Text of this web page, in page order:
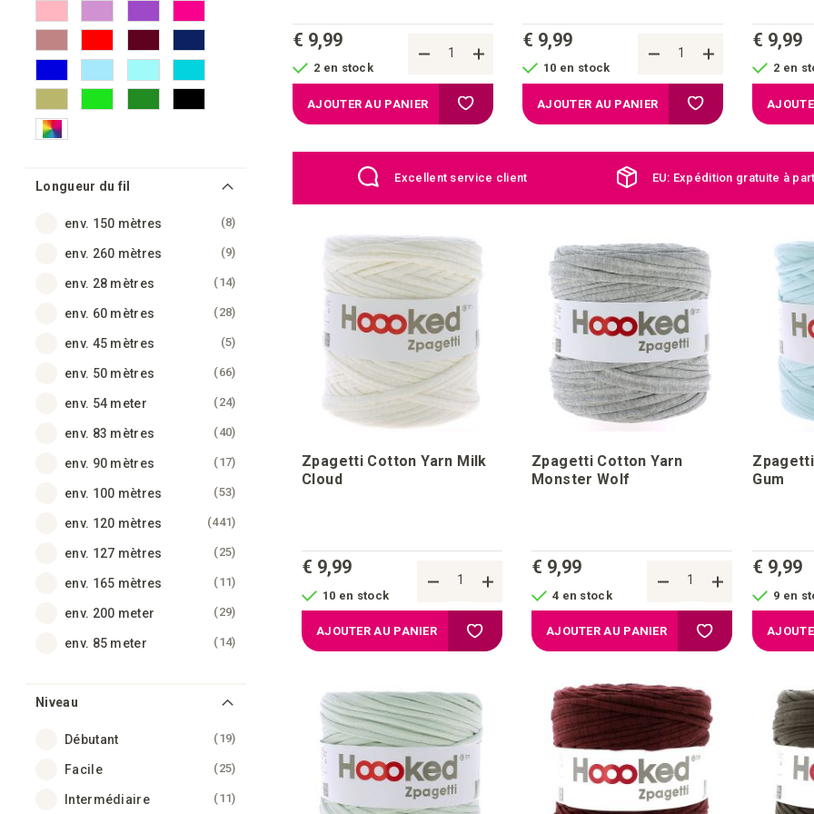
Longueur du fil
env. 150 mètres 8articles
env. 260 mètres 9articles
env. 28 mètres 14articles
env. 60 mètres 28articles
env. 45 mètres 5articles
env. 50 mètres 66articles
env. 54 meter 24articles
env. 83 mètres 40articles
env. 90 mètres 17articles
env. 100 mètres 53articles
env. 120 mètres 441articles
env. 127 mètres 25articles
env. 165 mètres 11articles
env. 200 meter 29articles
env. 85 meter 14articles
Niveau
Débutant 19articles
Facile 25articles
Intermédiaire 11articles
€ 9,99
2 en stock
AJOUTER AU PANIER Ajouter à la liste d'achats
€ 9,99
10 en stock
AJOUTER AU PANIER Ajouter à la liste
€ 9,99
2 en
Excellent service client EU: Expédition gratuite à
Zpagetti Cotton Yarn Milk
Cloud
€ 9,99
10 en stock
AJOUTER AU PANIER Ajouter à la liste d'achats
Zpagetti Cotton Yarn
Monster Wolf
€ 9,99
4 en stock
AJOUTER AU PANIER Ajouter à la liste
Gum
€ 9,99
9 en